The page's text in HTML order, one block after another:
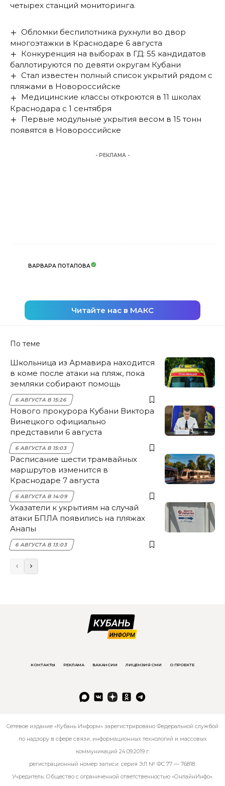
четырех станций мониторинга.
Обломки беспилотника рухнули во двор
многоэтажки в Краснодаре 6 августа
Конкуренция на выборах в ГД: 55 кандидатов
баллотируются по девяти округам Кубани
Стал известен полный список укрытий рядом с
пляжами в Новороссийске
Медицинские классы откроются в 11 школах
Краснодара с 1 сентября
Первые модульные укрытия весом в 15 тонн
появятся в Новороссийске
- РЕКЛАМА -
ВАРВАРА ПОТАПОВА
Читайте нас в МАКС
По теме
Школьница из Армавира находится
в коме после атаки на пляж, пока
земляки собирают помощь
6 АВГУСТА В 15:26
Нового прокурора Кубани Виктора
Винецкого официально
представили 6 августа
6 АВГУСТА В 15:03
Расписание шести трамвайных
маршрутов изменится в
Краснодаре 7 августа
6 АВГУСТА В 14:09
Указатели к укрытиям на случай
атаки БПЛА появились на пляжах
Анапы
6 АВГУСТА В 13:03
КОНТАКТЫ РЕКЛАМА ВАКАНСИИ ЛИЦЕНЗИЯ СМИ О ПРОЕКТЕ
Сетевое издание «Кубань Информ» зарегистрировано Федеральной службой
по надзору в сфере связи, информационных технологий и массовых
коммуникаций 24.09.2019 г.
регистрационный номер записи: серия ЭЛ № ФС 77 — 76818.
Учредитель: Общество с ограниченной ответственностью «ОнлайнИнфо».